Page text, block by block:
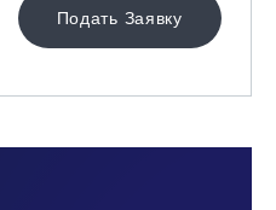
Подать Заявку